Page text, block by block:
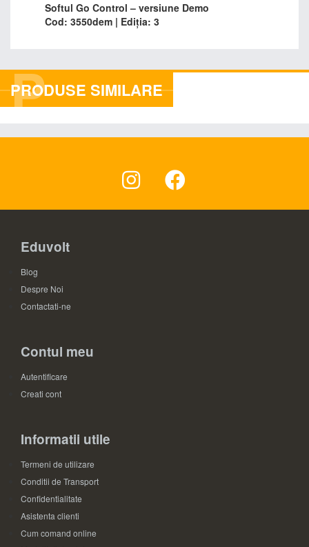
Softul Go Control – versiune Demo
Cod: 3550dem | Ediția: 3
P
PRODUSE SIMILARE
Eduvolt
Blog
Despre Noi
Contactati-ne
Contul meu
Autentificare
Creati cont
Informatii utile
Termeni de utilizare
Conditii de Transport
Confidentialitate
Asistenta clienti
Cum comand online